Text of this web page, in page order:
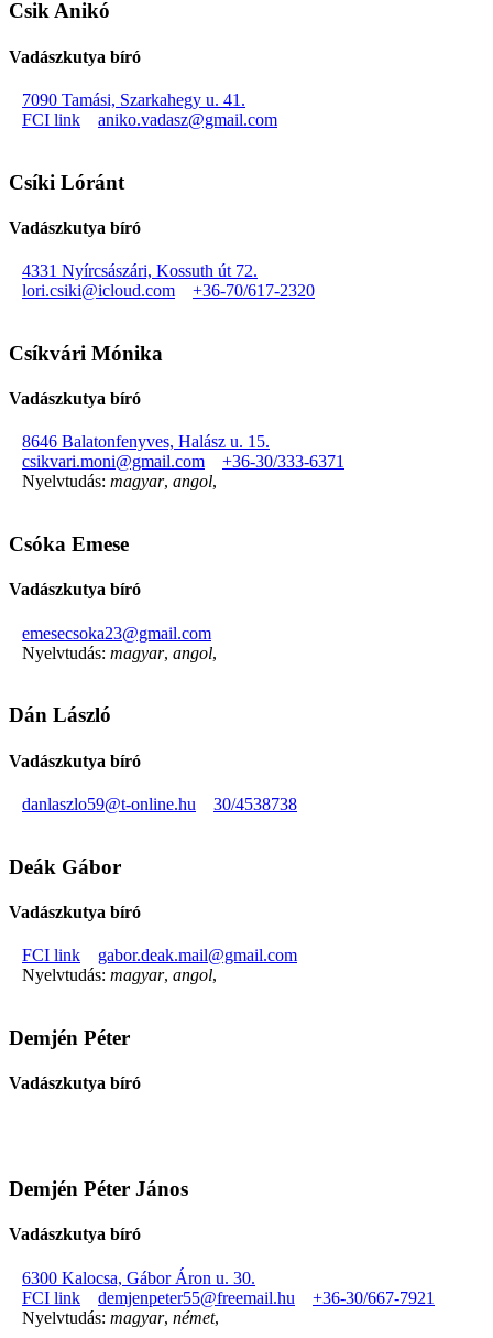
Csik Anikó
Vadászkutya bíró
7090 Tamási, Szarkahegy u. 41.
FCI link
aniko.vadasz@gmail.com
Csíki Lóránt
Vadászkutya bíró
4331 Nyírcsászári, Kossuth út 72.
lori.csiki@icloud.com
+36-70/617-2320
Csíkvári Mónika
Vadászkutya bíró
8646 Balatonfenyves, Halász u. 15.
csikvari.moni@gmail.com
+36-30/333-6371
Nyelvtudás: magyar, angol,
Csóka Emese
Vadászkutya bíró
emesecsoka23@gmail.com
Nyelvtudás: magyar, angol,
Dán László
Vadászkutya bíró
danlaszlo59@t-online.hu 30/4538738
Deák Gábor
Vadászkutya bíró
FCI link
gabor.deak.mail@gmail.com
Nyelvtudás: magyar, angol,
Demjén Péter
Vadászkutya bíró
Demjén Péter János
Vadászkutya bíró
6300 Kalocsa, Gábor Áron u. 30.
FCI link
demjenpeter55@freemail.hu
+36-30/667-7921
Nyelvtudás: magyar, német,